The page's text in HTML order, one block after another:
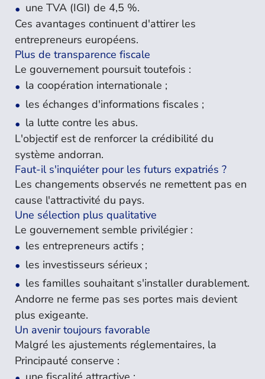
une TVA (IGI) de 4,5 %.
Ces avantages continuent d'attirer les
entrepreneurs européens.
Plus de transparence fiscale
Le gouvernement poursuit toutefois :
la coopération internationale ;
les échanges d'informations fiscales ;
la lutte contre les abus.
L'objectif est de renforcer la crédibilité du
système andorran.
Faut-il s'inquiéter pour les futurs expatriés ?
Les changements observés ne remettent pas en
cause l'attractivité du pays.
Une sélection plus qualitative
Le gouvernement semble privilégier :
les entrepreneurs actifs ;
les investisseurs sérieux ;
les familles souhaitant s'installer durablement.
Andorre ne ferme pas ses portes mais devient
plus exigeante.
Un avenir toujours favorable
Malgré les ajustements réglementaires, la
Principauté conserve :